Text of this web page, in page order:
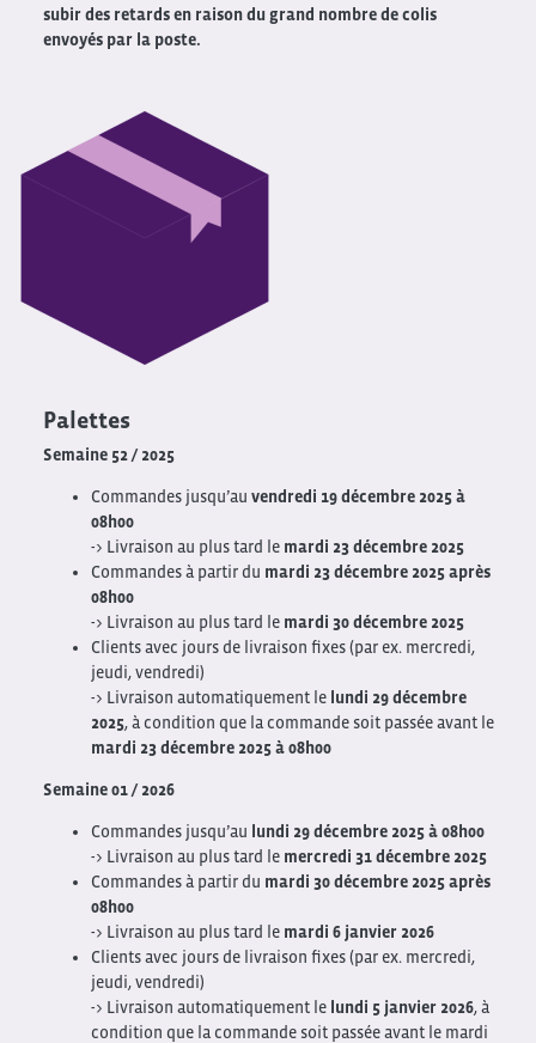
subir des retards en raison du grand nombre de colis
envoyés par la poste.
Palettes
Semaine 52 / 2025
Commandes jusqu’au vendredi 19 décembre 2025 à
08h00
-> Livraison au plus tard lemardi 23 décembre 2025
Commandes à partir du mardi 23 décembre 2025 après
08h00
-> Livraison au plus tard le mardi 30 décembre 2025
Clients avec jours de livraison fixes (par ex. mercredi,
jeudi, vendredi)
-> Livraison automatiquement le lundi 29 décembre
2025, à condition que la commande soit passée avant le
mardi 23 décembre 2025 à 08h00
Semaine 01 / 2026
Commandes jusqu’au lundi 29 décembre 2025 à 08h00
-> Livraison au plus tard le mercredi 31 décembre 2025
Commandes à partir du mardi 30 décembre 2025 après
08h00
-> Livraison au plus tard le mardi 6 janvier 2026
Clients avec jours de livraison fixes (par ex. mercredi,
jeudi, vendredi)
-> Livraison automatiquement le lundi 5 janvier 2026, à
condition que la commande soit passée avant le mardi